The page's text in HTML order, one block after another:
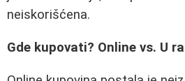
neiskorišćena.
Gde kupovati? Online vs. U